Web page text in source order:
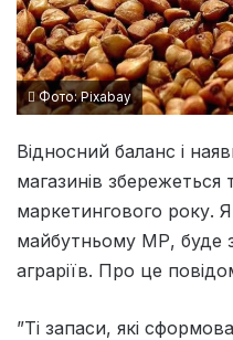
Фото: Pixabay
Відносний баланс і
магазинів збережеться
маркетингового року.
майбутньому МР, буде
аграріїв. Про це
”Ті запаси, які